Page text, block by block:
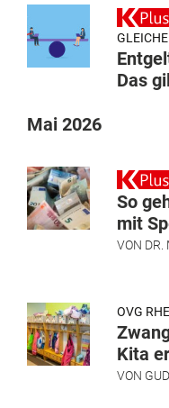
Das
Mai 2026
So
mit
VON DR.
OVG
Kita
VON